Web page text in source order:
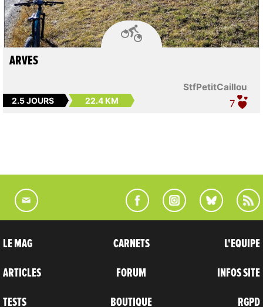

StfPetitCaillou
ARVES
2.5 JOURS 22.4 KM 7
LE MAG
ARTICLES
TESTS
CARNETS
FORUM
BOUTIQUE
L'EQUIPE
INFOS SITE
RGPD